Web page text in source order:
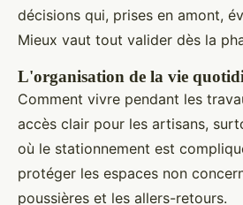
décisions qui, prises en amont,
Mieux vaut tout valider dès la
L'organisation de la vie
Comment vivre pendant les
accès clair pour les artisans,
où le stationnement est
protéger les espaces non
poussières et les allers-retours.